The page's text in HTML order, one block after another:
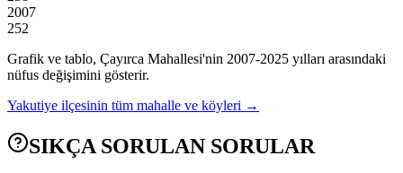
2007
252
Grafik ve tablo, Çayırca Mahallesi'nin 2007-2025 yılları arasındaki
nüfus değişimini gösterir.
Yakutiye ilçesinin tüm mahalle ve köyleri →
SIKÇA SORULAN SORULAR